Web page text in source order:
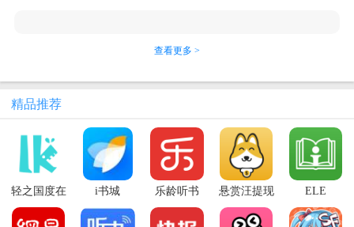
查看更多 >
精品推荐
轻之国度在
线轻小说文
库(LK)
i书城 乐龄听书
悬赏汪提现
版
ELE
reader(爱阅
读)